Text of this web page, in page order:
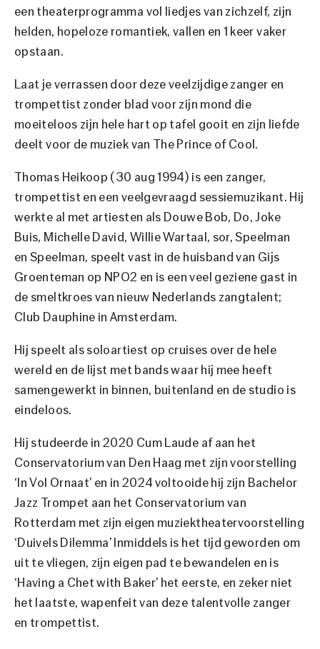
een theaterprogramma vol liedjes van zichzelf, zijn
helden, hopeloze romantiek, vallen en 1 keer vaker
opstaan.
Laat je verrassen door deze veelzijdige zanger en
trompettist zonder blad voor zijn mond die
moeiteloos zijn hele hart op tafel gooit en zijn liefde
deelt voor de muziek van The Prince of Cool.
Thomas Heikoop (30 aug 1994) is een zanger,
trompettist en een veelgevraagd sessiemuzikant. Hij
werkte al met artiesten als Douwe Bob, Do, Joke
Buis, Michelle David, Willie Wartaal, sor, Speelman
en Speelman, speelt vast in de huisband van Gijs
Groenteman op NPO2 en is een veel geziene gast in
de smeltkroes van nieuw Nederlands zangtalent;
Club Dauphine in Amsterdam.
Hij speelt als soloartiest op cruises over de hele
wereld en de lijst met bands waar hij mee heeft
samengewerkt in binnen, buitenland en de studio is
eindeloos.
Hij studeerde in 2020 Cum Laude af aan het
Conservatorium van Den Haag met zijn voorstelling
‘In Vol Ornaat’ en in 2024 voltooide hij zijn Bachelor
Jazz Trompet aan het Conservatorium van
Rotterdam met zijn eigen muziektheatervoorstelling
‘Duivels Dilemma’ Inmiddels is het tijd geworden om
uit te vliegen, zijn eigen pad te bewandelen en is
‘Having a Chet with Baker’ het eerste, en zeker niet
het laatste, wapenfeit van deze talentvolle zanger
en trompettist.